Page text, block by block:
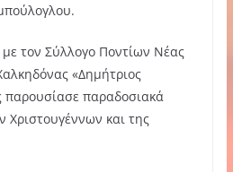
τον Σύλλογο Ποντίων Νέας
«Δημήτριος
παρουσίασε παραδοσιακά
Χριστουγέννων και της